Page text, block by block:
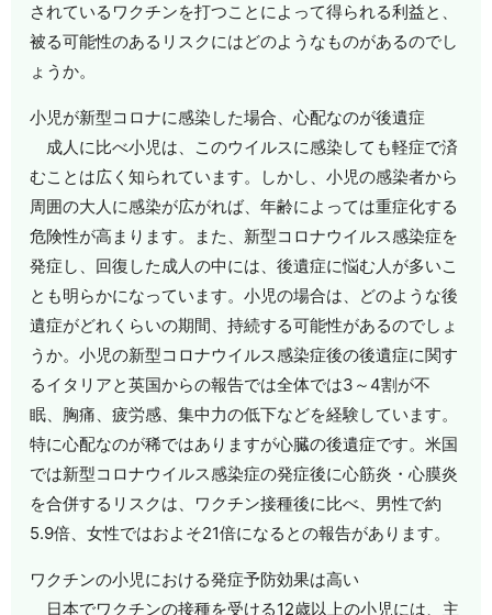
されているワクチンを打つことによって得られる利益と、
被る可能性のあるリスクにはどのようなものがあるのでし
ょうか。
小児が新型コロナに感染した場合、心配なのが後遺症
成人に比べ小児は、このウイルスに感染しても軽症で済
むことは広く知られています。しかし、小児の感染者から
周囲の大人に感染が広がれば、年齢によっては重症化する
危険性が高まります。また、新型コロナウイルス感染症を
発症し、回復した成人の中には、後遺症に悩む人が多いこ
とも明らかになっています。小児の場合は、どのような後
遺症がどれくらいの期間、持続する可能性があるのでしょ
うか。小児の新型コロナウイルス感染症後の後遺症に関す
るイタリアと英国からの報告では全体では3～4割が不
眠、胸痛、疲労感、集中力の低下などを経験しています。
特に心配なのが稀ではありますが心臓の後遺症です。米国
では新型コロナウイルス感染症の発症後に心筋炎・心膜炎
を合併するリスクは、ワクチン接種後に比べ、男性で約
5.9倍、女性ではおよそ21倍になるとの報告があります。
ワクチンの小児における発症予防効果は高い
日本でワクチンの接種を受ける12歳以上の小児には、主